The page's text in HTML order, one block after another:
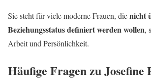
Sie steht für viele moderne Frauen, dienicht
Beziehungsstatus definiert werden wollen,
Arbeit und Persönlichkeit.
Häufige Fragen zu Josefine